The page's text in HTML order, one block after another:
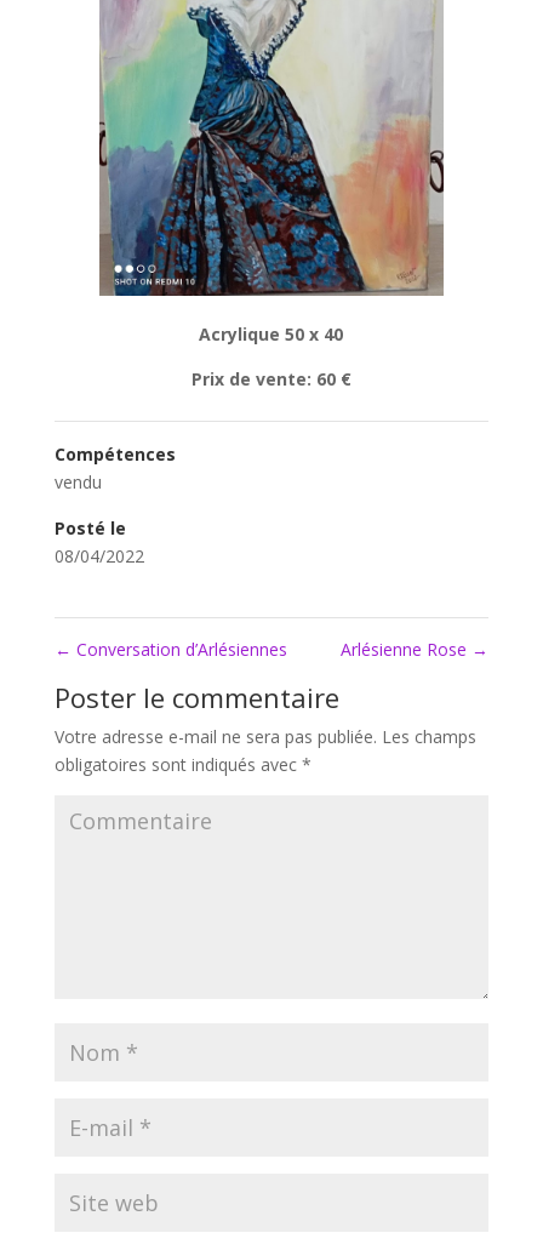
Acrylique 50 x 40
Prix de vente: 60 €
Compétences
vendu
Posté le
08/04/2022
← Conversation d’Arlésiennes Arlésienne Rose →
Poster le commentaire
Votre adresse e-mail ne sera pas publiée. Les champs
obligatoires sont indiqués avec *